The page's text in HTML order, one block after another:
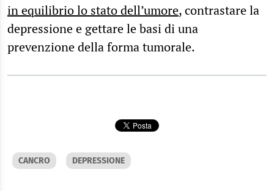
in equilibrio lo stato dell’umore, contrastare la
depressione e gettare le basi di una
prevenzione della forma tumorale.
CANCRO DEPRESSIONE